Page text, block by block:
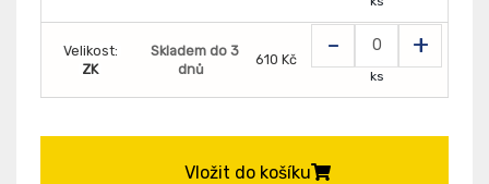
Velikost:
ZK
Skladem do 3
dnů
610 Kč - +
ks
Vložit do košíku